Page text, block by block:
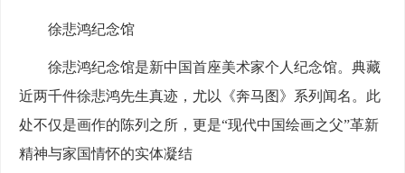
徐悲鸿纪念馆
徐悲鸿纪念馆是新中国首座美术家个人纪念馆。典藏
近两千件徐悲鸿先生真迹，尤以《奔马图》系列闻名。此
处不仅是画作的陈列之所，更是“现代中国绘画之父”革新
精神与家国情怀的实体凝结